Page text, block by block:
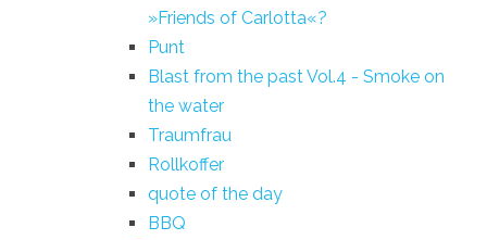
»Friends of Carlotta«?
Punt
Blast from the past Vol.4 - Smoke on
the water
Traumfrau
Rollkoffer
quote of the day
BBQ